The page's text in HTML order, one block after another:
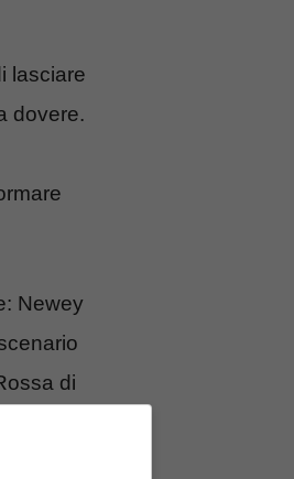
lasciare
dovere.
Newey
di